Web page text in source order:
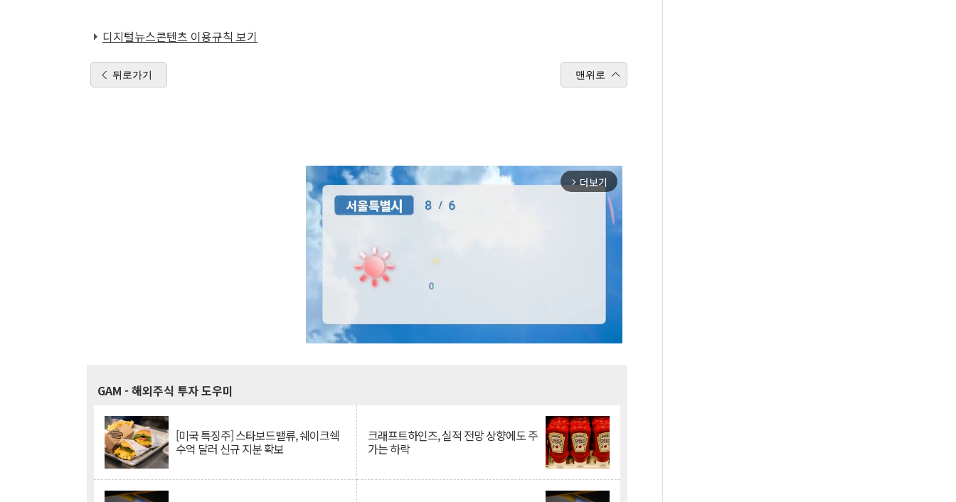
디지털뉴스콘텐츠 이용규칙 보기
뒤로가기 맨위로
arrow_forward_ios 더보기
GAM - 해외주식 투자 도우미
[미국 특징주] 스타보드밸류, 쉐이크쉑
수억 달러 신규 지분 확보
크래프트하인즈, 실적 전망 상향에도 주
가는 하락